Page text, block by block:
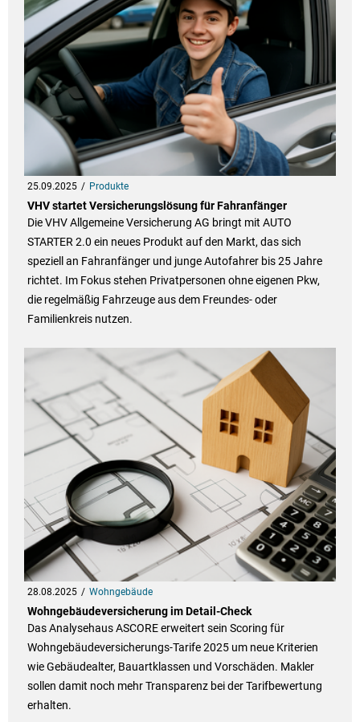
25.09.2025 Produkte
VHV startet Versicherungslösung für Fahranfänger
Die VHV Allgemeine Versicherung AG bringt mit AUTO
STARTER 2.0 ein neues Produkt auf den Markt, das sich
speziell an Fahranfänger und junge Autofahrer bis 25 Jahre
richtet. Im Fokus stehen Privatpersonen ohne eigenen Pkw,
die regelmäßig Fahrzeuge aus dem Freundes- oder
Familienkreis nutzen.
28.08.2025 Wohngebäude
Wohngebäudeversicherung im Detail-Check
Das Analysehaus ASCORE erweitert sein Scoring für
Wohngebäudeversicherungs-Tarife 2025 um neue Kriterien
wie Gebäudealter, Bauartklassen und Vorschäden. Makler
sollen damit noch mehr Transparenz bei der Tarifbewertung
erhalten.